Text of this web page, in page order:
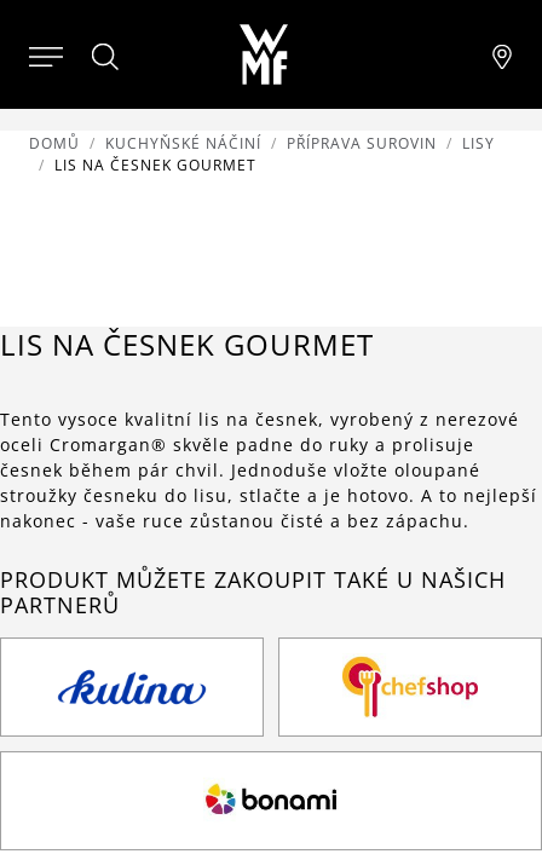
DOMŮ KUCHYŇSKÉ NÁČINÍ PŘÍPRAVA SUROVIN
LISY
LIS NA ČESNEK GOURMET
LIS NA ČESNEK GOURMET
Tento vysoce kvalitní lis na česnek, vyrobený z nerezové
oceli Cromargan® skvěle padne do ruky a prolisuje
česnek během pár chvil. Jednoduše vložte oloupané
stroužky česneku do lisu, stlačte a je hotovo. A to nejlepší
nakonec - vaše ruce zůstanou čisté a bez zápachu.
PRODUKT MŮŽETE ZAKOUPIT TAKÉ U NAŠICH
PARTNERŮ